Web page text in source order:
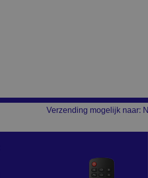
Verzending mogelijk naar: